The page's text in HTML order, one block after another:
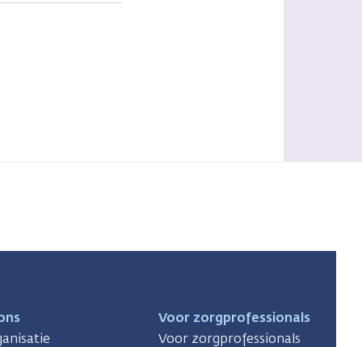
Voor zorgprofessionals
Voor zorgprofessionals